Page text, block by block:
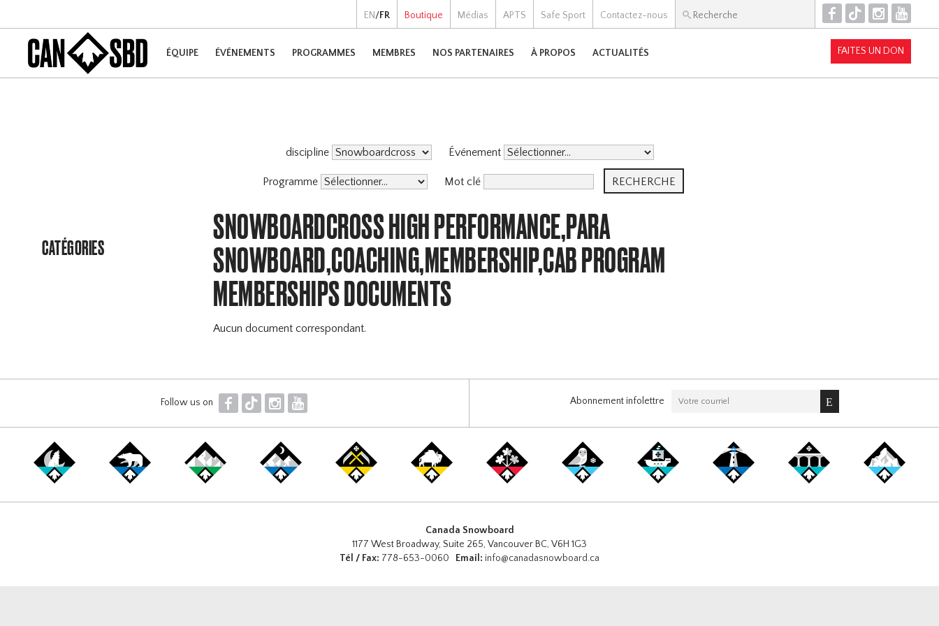
EN/FR Boutique Médias APTS Safe Sport Contactez-nous F T I Y
ÉQUIPE ÉVÉNEMENTS PROGRAMMES MEMBRES NOS PARTENAIRES À PROPOS ACTUALITÉS FAITES UN DON
CATÉGORIES
discipline Événement
Programme Mot clé
SNOWBOARDCROSS HIGH PERFORMANCE,PARA
SNOWBOARD,COACHING,MEMBERSHIP,CAB PROGRAM
MEMBERSHIPS DOCUMENTS
Aucun document correspondant.
Follow us on F T I Y Abonnement infolettre
Canada Snowboard
1177 West Broadway, Suite 265, Vancouver BC, V6H 1G3
Tél / Fax: 778-653-0060 Email: info@canadasnowboard.ca